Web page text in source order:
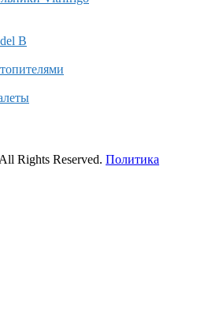
B
Rights Reserved. Политика